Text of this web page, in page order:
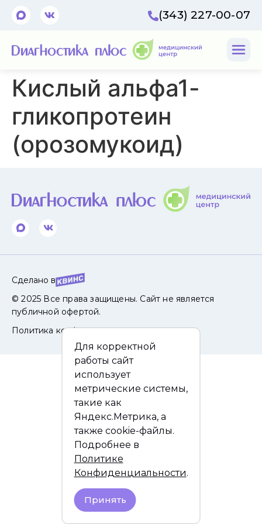
(343) 227-00-07
Кислый альфа1-
гликопротеин
(орозомукоид)
Сделано в
© 2025 Все права защищены. Сайт не является
публичной офертой.
Политика конфиденциальности
Для корректной
работы сайт
использует
метрические системы,
такие как
Яндекс.Метрика, а
также cookie-файлы.
Подробнее в
Политике
Конфиденциальности.
Принять